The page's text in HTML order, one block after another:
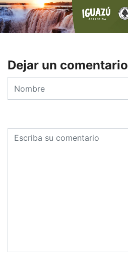
Dejar un comentario